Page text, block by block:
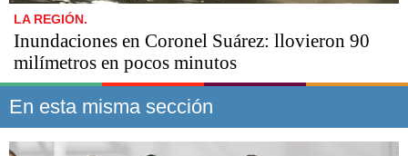
LA REGIÓN.
Inundaciones en Coronel Suárez: llovieron 90
milímetros en pocos minutos
En esta misma sección